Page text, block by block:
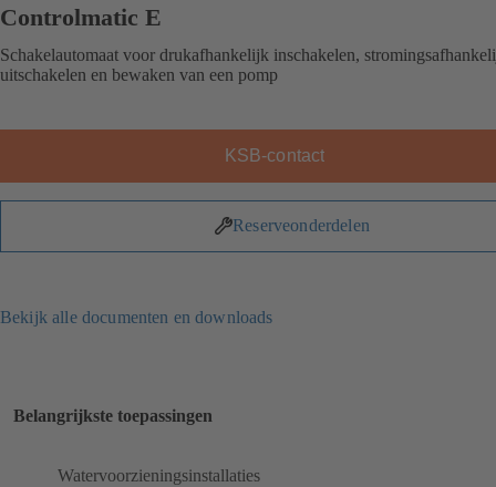
Controlmatic E
Schakelautomaat voor drukafhankelijk inschakelen,
uitschakelen en bewaken van een pomp
KSB-contact
Reserveonderdelen
Bekijk alle documenten en downloads
Belangrijkste toepassingen
Watervoorzieningsinstallaties